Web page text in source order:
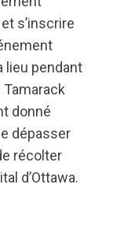
s’inscrire
lieu pendant
Tamarack
donné
dépasser
récolter
d’Ottawa.